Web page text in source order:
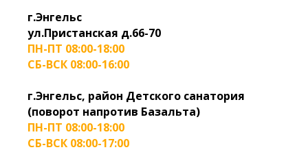
г.Энгельс
ул.Пристанская д.66-70
ПН-ПТ 08:00-18:00
СБ-ВСК 08:00-16:00
г.Энгельс, район Детского санатория
(поворот напротив Базальта)
ПН-ПТ 08:00-18:00
СБ-ВСК 08:00-17:00